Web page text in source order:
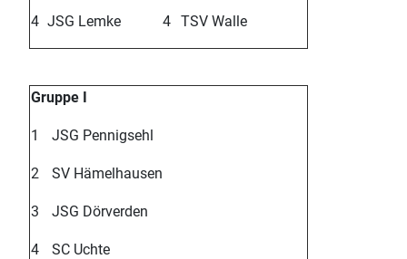
4 JSG Lemke 4 TSV Walle
Gruppe I
1 JSG Pennigsehl
2 SV Hämelhausen
3 JSG Dörverden
4 SC Uchte